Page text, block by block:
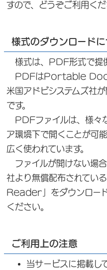
すので、どうぞご利用くだ
様式のダウンロードに
様式は、PDF形式で提供
PDFはPortable
米国アドビシステムズ社
です。
PDFファイルは、様々
ア環境下で開くことが可
広く使われています。
ファイルが開けない場
社より無償配布されて
Reader」をダウンロー
ください。
ご利用上の注意
当サービスに掲載し